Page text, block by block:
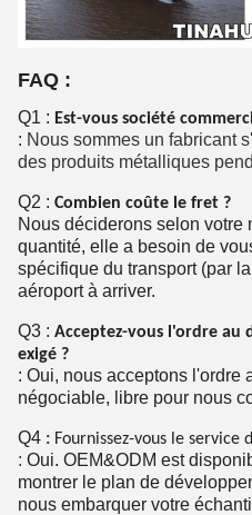
FAQ :
Q1 : Est-vous société
: Nous sommes un fabricant
des produits métalliques
Q2 : Combien coûte le fret ?
Nous déciderons selon votre
quantité, elle a besoin de
spécifique du transport (par
aéroport à arriver.
Q3 : Acceptez-vous l'ordre au
exigé ?
: Oui, nous acceptons l'ordre
négociable, libre pour nous
Q4 : Fournissez-vous le service
: Oui. OEM&ODM est
montrer le plan de
nous embarquer votre